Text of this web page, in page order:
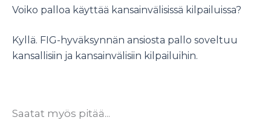
Voiko palloa käyttää kansainvälisissä kilpailuissa?
Kyllä. FIG-hyväksynnän ansiosta pallo soveltuu
kansallisiin ja kansainvälisiin kilpailuihin.
Saatat myös pitää...